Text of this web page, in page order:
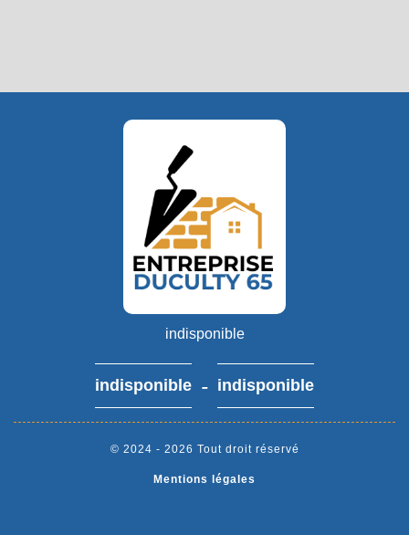
indisponible
indisponible - indisponible
© 2024 - 2026 Tout droit réservé
Mentions légales